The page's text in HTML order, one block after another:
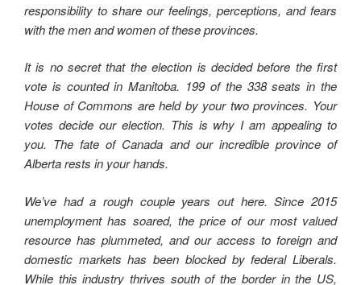
responsibility to share our feelings, perceptions, and fears
with the men and women of these provinces.
It is no secret that the election is decided before the first
vote is counted in Manitoba. 199 of the 338 seats in the
House of Commons are held by your two provinces. Your
votes decide our election. This is why I am appealing to
you. The fate of Canada and our incredible province of
Alberta rests in your hands.
We’ve had a rough couple years out here. Since 2015
unemployment has soared, the price of our most valued
resource has plummeted, and our access to foreign and
domestic markets has been blocked by federal Liberals.
While this industry thrives south of the border in the US,